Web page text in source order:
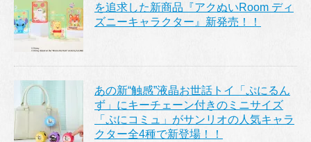
を追求した新商品『アクぬいRoom ディ
ズニーキャラクター』新発売！！
あの新“触感”液晶お世話トイ「ぷにるん
ず」にキーチェーン付きのミニサイズ
「ぷにコミュ」がサンリオの人気キャラ
クター全4種で新登場！！